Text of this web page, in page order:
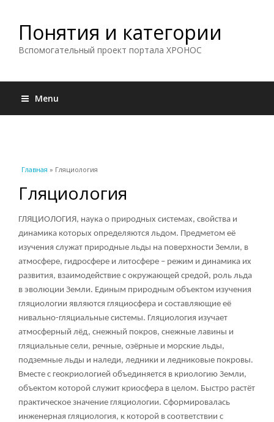
Понятия и категории
Вспомогательный проект портала ХРОНОС
Menu
Вы здесь
Главная » Гляциология
Гляциология
ГЛЯЦИОЛОГИЯ, наука о природных системах, свойства и
динамика которых определяются льдом. Предметом её
изучения служат природные льды на поверхности Земли, в
атмосфере, гидросфере и литосфере – режим и динамика их
развития, взаимодействие с окружающей средой, роль льда
в эволюции Земли. Единым природным объектом изучения
гляциологии являются гляциосфера и составляющие её
нивально-гляциальные системы. Гляциология изучает
атмосферный лёд, снежный покров, снежные лавины и
гляциальные сели, речные, озёрные и морские льды,
подземные льды и наледи, ледники и ледниковые покровы.
Вместе с геокриологией объединяется в криологию Земли,
объектом которой служит криосфера в целом. Быстро растёт
практическое значение гляциологии. Сформировалась
инженерная гляциология, к которой в соответствии с